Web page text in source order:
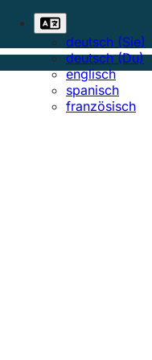
deutsch (Sie)
deutsch (Du)
englisch
spanisch
französisch